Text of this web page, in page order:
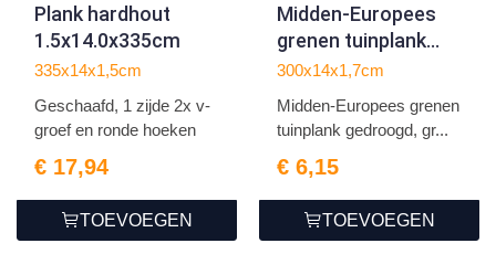
Plank hardhout
1.5x14.0x335cm
335x14x1,5cm
Geschaafd, 1 zijde 2x v-
groef en ronde hoeken
€ 17,94
TOEVOEGEN
Midden-Europees
grenen tuinplank
gedroogd, groen
geschaafd 4rh 1,7 x
14,0 x 300 cm
300x14x1,7cm
Midden-Europees grenen
tuinplank gedroogd, gr...
€ 6,15
TOEVOEGEN